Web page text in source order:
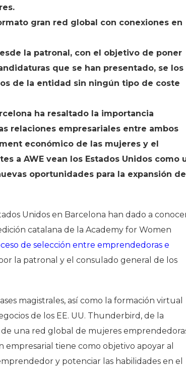
gran red global con conexiones en
la patronal, con el objetivo de poner
que se han presentado, se los
de la entidad sin ningún tipo de coste
ha resaltado la importancia
relaciones empresariales entre ambos
económico de las mujeres y el
a AWE vean los Estados Unidos como
oportunidades para la expansión de
Unidos en Barcelona han dado a
catalana de la Academy for Women
de selección entre emprendedoras e
la patronal y el consulado general de los
magistrales, así como la formación virtual
de los EE. UU. Thunderbird, de la
de una red global de mujeres
tiene como objetivo apoyar al
y potenciar las habilidades en el